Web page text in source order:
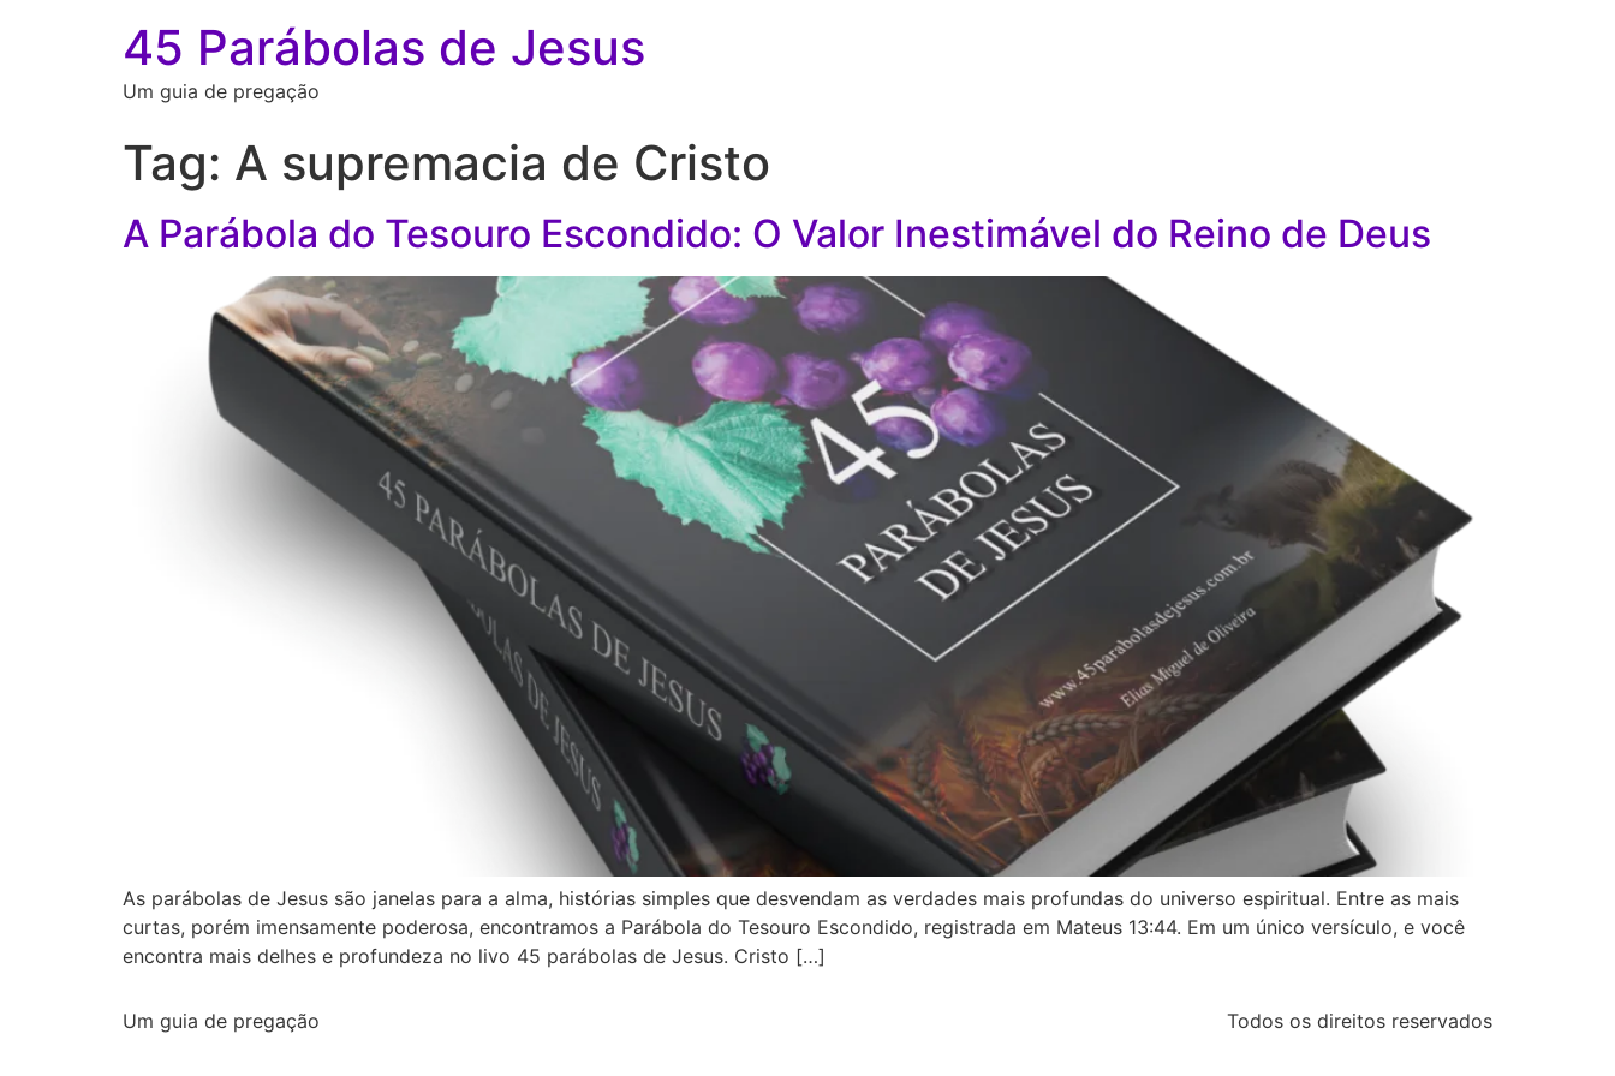
45 Parábolas de Jesus
Um guia de pregação
Tag: A supremacia de Cristo
A Parábola do Tesouro Escondido: O Valor Inestimável do Reino de Deus
As parábolas de Jesus são janelas para a alma, histórias simples que desvendam as verdades mais profundas do universo espiritual. Entre as mais
curtas, porém imensamente poderosa, encontramos a Parábola do Tesouro Escondido, registrada em Mateus 13:44. Em um único versículo, e você
encontra mais delhes e profundeza no livo 45 parábolas de Jesus. Cristo […]
Um guia de pregação Todos os direitos reservados